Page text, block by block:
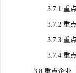
3.7.1 重点企业
3.7.2 重点企
3.7.3 重点企业
3.7.4 重点企
3.8 重点企业（